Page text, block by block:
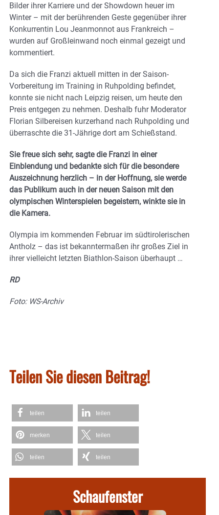
Bilder ihrer Karriere und der Showdown heuer im
Winter – mit der berührenden Geste gegenüber ihrer
Konkurrentin Lou Jeanmonnot aus Frankreich –
wurden auf Großleinwand noch einmal gezeigt und
kommentiert.
Da sich die Franzi aktuell mitten in der Saison-
Vorbereitung im Training in Ruhpolding befindet,
konnte sie nicht nach Leipzig reisen, um heute den
Preis entgegen zu nehmen. Deshalb fuhr Moderator
Florian Silbereisen kurzerhand nach Ruhpolding und
überraschte die 31-Jährige dort am Schießstand.
Sie freue sich sehr, sagte die Franzi in einer
Einblendung und bedankte sich für die besondere
Auszeichnung herzlich – in der Hoffnung, sie werde
das Publikum auch in der neuen Saison mit den
olympischen Winterspielen begeistern, winkte sie in
die Kamera.
Olympia im kommenden Februar im südtirolerischen
Antholz – das ist bekanntermaßen ihr großes Ziel in
ihrer vielleicht letzten Biathlon-Saison überhaupt …
RD
Foto: WS-Archiv
Teilen Sie diesen Beitrag!
teilen teilen
merken teilen
teilen teilen
Schaufenster